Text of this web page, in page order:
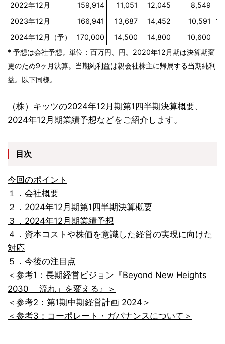
2022年12月
159,914 11,051 12,045 8,549
2023年12月
166,941 13,687 14,452 10,591
2024年12月（予）
170,000 14,500 14,800 10,600
* 予想は会社予想。単位：百万円、円。2020年12月期は決算期変
更のため9ヶ月決算。当期純利益は親会社株主に帰属する当期純利
益。以下同様。
（株）キッツの2024年12月期第1四半期決算概要、
2024年12月期業績予想などをご紹介します。
目次
今回のポイント
１．会社概要
２．2024年12月期第1四半期決算概要
３．2024年12月期業績予想
４．資本コストや株価を意識した経営の実現に向けた
対応
５．今後の注目点
＜参考1：長期経営ビジョン『Beyond New Heights
2030 「流れ」を変える』＞
＜参考2：第1期中期経営計画 2024＞
＜参考3：コーポレート・ガバナンスについて＞